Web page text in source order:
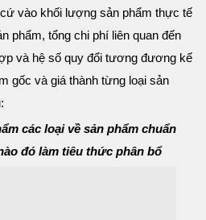
vào khối lượng sản phẩm thực tế
phẩm, tổng chi phí liên quan đến
và hệ số quy đổi tương đương kế
gốc và giá thành từng loại sản
các loại về sản phẩm chuẩn
đó làm tiêu thức phân bổ